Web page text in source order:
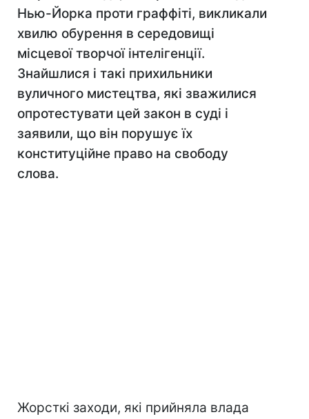
Нью-Йорка проти граффіті, викликали
хвилю обурення в середовищі
місцевої творчої інтелігенції.
Знайшлися і такі прихильники
вуличного мистецтва, які зважилися
опротестувати цей закон в суді і
заявили, що він порушує їх
конституційне право на свободу
слова.
Жорсткі заходи, які прийняла влада